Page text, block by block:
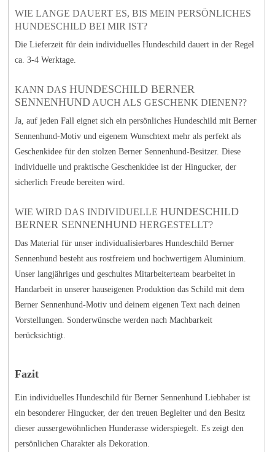
WIE LANGE DAUERT ES, BIS MEIN PERSÖNLICHES
HUNDESCHILD BEI MIR IST?
Die Lieferzeit für dein individuelles Hundeschild dauert in der Regel
ca. 3-4 Werktage.
KANN DAS HUNDESCHILD BERNER
SENNENHUND AUCH ALS GESCHENK DIENEN??
Ja, auf jeden Fall eignet sich ein persönliches Hundeschild mit Berner
Sennenhund-Motiv und eigenem Wunschtext mehr als perfekt als
Geschenkidee für den stolzen Berner Sennenhund-Besitzer. Diese
individuelle und praktische Geschenkidee ist der Hingucker, der
sicherlich Freude bereiten wird.
WIE WIRD DAS INDIVIDUELLE HUNDESCHILD
BERNER SENNENHUND HERGESTELLT?
Das Material für unser individualisierbares Hundeschild Berner
Sennenhund besteht aus rostfreiem und hochwertigem Aluminium.
Unser langjähriges und geschultes Mitarbeiterteam bearbeitet in
Handarbeit in unserer hauseigenen Produktion das Schild mit dem
Berner Sennenhund-Motiv und deinem eigenen Text nach deinen
Vorstellungen. Sonderwünsche werden nach Machbarkeit
berücksichtigt.
Fazit
Ein individuelles Hundeschild für Berner Sennenhund Liebhaber ist
ein besonderer Hingucker, der den treuen Begleiter und den Besitz
dieser aussergewöhnlichen Hunderasse widerspiegelt. Es zeigt den
persönlichen Charakter als Dekoration.